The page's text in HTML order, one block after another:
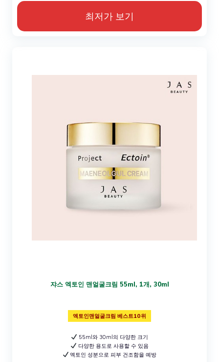
최저가 보기
쟈스 엑토인 맨얼굴크림 55ml, 1개, 30ml
엑토인맨얼굴크림 베스트10위
55ml와 30ml의 다양한 크기
다양한 용도로 사용할 수 있음
엑토인 성분으로 피부 건조함을 예방